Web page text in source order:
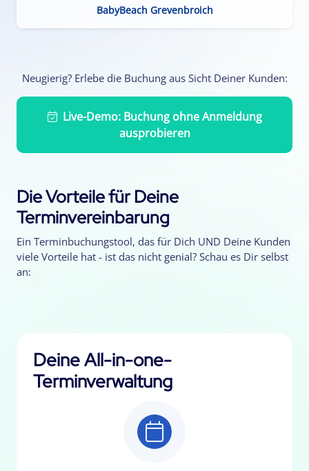
BabyBeach Grevenbroich
Neugierig? Erlebe die Buchung aus Sicht Deiner Kunden:
Live-Demo: Buchung ohne Anmeldung
ausprobieren
Die Vorteile für Deine
Terminvereinbarung
Ein Terminbuchungstool, das für Dich UND Deine Kunden
viele Vorteile hat - ist das nicht genial? Schau es Dir selbst
an:
Deine All-in-one-
Terminverwaltung